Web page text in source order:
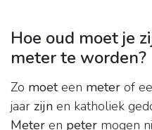
Hoe oud moet je
meter te worden?
Zo moeteen meter of
jaar zijn en katholiek
Meter en peter mogen